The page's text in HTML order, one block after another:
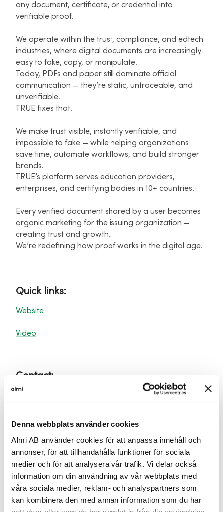
Denna webbplats använder cookies
Almi AB använder cookies för att anpassa innehåll och
annonser, för att tillhandahålla funktioner för sociala
medier och för att analysera vår trafik. Vi delar också
information om din användning av vår webbplats med
våra sociala medier, reklam- och analyspartners som
kan kombinera den med annan information som du har
any document, certificate, or credential into
verifiable proof.​
We operate within the trust, compliance, and edtech
industries, where digital documents are increasingly
easy to fake, copy, or manipulate.​
Today, PDFs and paper still dominate official
communication — they’re static, untraceable, and
unverifiable.​
TRUE fixes that.​
We make trust visible, instantly verifiable, and
impossible to fake — while helping organizations
save time, automate workflows, and build stronger
brands.​
TRUE’s platform serves education providers,
enterprises, and certifying bodies in 10+ countries.​
Every verified document shared by a user becomes
organic marketing for the issuing organization —
creating trust and growth.​
We’re redefining how proof works in the digital age.
Quick links:
Website
Video
Contact:
LinkedIn
Capital need and valuation:
Friends & family round (september 2024) - €400k.
Current Ask: NA. We are in need of awareness. Most